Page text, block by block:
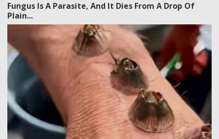
Fungus Is A Parasite, And It Dies From A Drop Of
Plain...